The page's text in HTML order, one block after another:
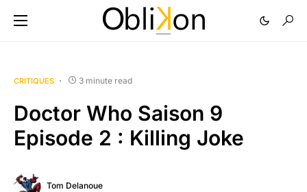
CRITIQUES 3 minute read
Doctor Who Saison 9
Episode 2 : Killing Joke
Tom Delanoue